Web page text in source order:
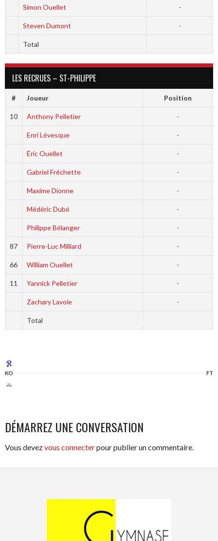
Simon Ouellet -
Steven Dumont -
Total
LES RECRUES – ST-PHILIPPE
# Joueur Position
10 Anthony Pelletier -
Enri Lévesque -
Éric Ouellet -
Gabriel Fréchette -
Maxime Dionne -
Médéric Dubé -
Philippe Bélanger -
87 Pierre-Luc Milliard -
66 William Ouellet -
11 Yannick Pelletier -
Zachary Lavoie -
Total
KO FT
DÉMARREZ UNE CONVERSATION
Vous devezvous connecterpour publier un commentaire.